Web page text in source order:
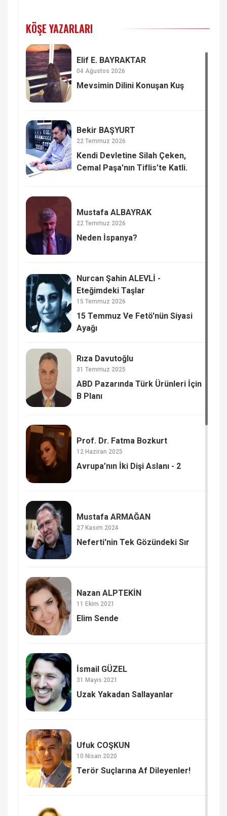
KÖŞE YAZARLARI
Elif E. BAYRAKTAR
04 Ağustos 2026
Mevsimin Dilini Konuşan Kuş
Bekir BAŞYURT
22 Temmuz 2026
Kendi Devletine Silah Çeken,
Cemal Paşa'nın Tiflis’te Katli.
Mustafa ALBAYRAK
22 Temmuz 2026
Neden İspanya?
Nurcan Şahin ALEVLİ -
Eteğimdeki Taşlar
15 Temmuz 2026
15 Temmuz Ve Fetö'nün Siyasi
Ayağı
Rıza Davutoğlu
31 Temmuz 2025
ABD Pazarında Türk Ürünleri İçin
B Planı
Prof. Dr. Fatma Bozkurt
12 Haziran 2025
Avrupa’nın İki Dişi Aslanı - 2
Mustafa ARMAĞAN
27 Kasım 2024
Neferti'nin Tek Gözündeki Sır
Nazan ALPTEKİN
11 Ekim 2021
Elim Sende
İsmail GÜZEL
31 Mayıs 2021
Uzak Yakadan Sallayanlar
Ufuk COŞKUN
10 Nisan 2020
Terör Suçlarına Af Dileyenler!